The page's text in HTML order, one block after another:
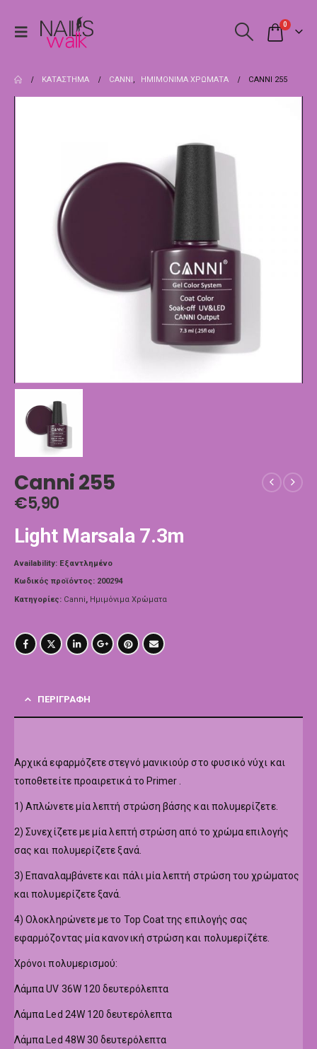
0
ΚΑΤΆΣΤΗΜΑ CANNI, ΗΜΙΜΌΝΙΜΑ ΧΡΏΜΑΤΑ CANNI 255
Canni 255
€5,90
Light Marsala 7.3m
Availability: Εξαντλημένο
Κωδικός προϊόντος: 200294
Κατηγορίες: Canni, Ημιμόνιμα Χρώματα
ΠΕΡΙΓΡΑΦΉ
Αρχικά εφαρμόζετε στεγνό μανικιούρ στο φυσικό νύχι και
τοποθετείτε προαιρετικά το Primer .
1) Απλώνετε μία λεπτή στρώση βάσης και πολυμερίζετε.
2) Συνεχίζετε με μία λεπτή στρώση από το χρώμα επιλογής
σας και πολυμερίζετε ξανά.
3) Επαναλαμβάνετε και πάλι μία λεπτή στρώση του χρώματος
και πολυμερίζετε ξανά.
4) Ολοκληρώνετε με το Top Coat της επιλογής σας
εφαρμόζοντας μία κανονική στρώση και πολυμερίζέτε.
Χρόνοι πολυμερισμού:
Λάμπα UV 36W 120 δευτερόλεπτα
Λάμπα Led 24W 120 δευτερόλεπτα
Λάμπα Led 48W 30 δευτερόλεπτα